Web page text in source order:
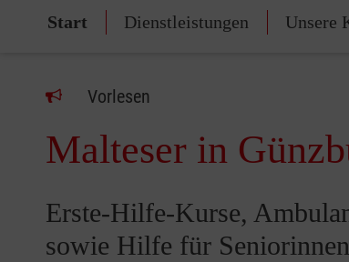
Start Dienstleistungen Unsere
Vorlesen
Malteser in
Erste-Hilfe-Kurse,
sowie Hilfe für